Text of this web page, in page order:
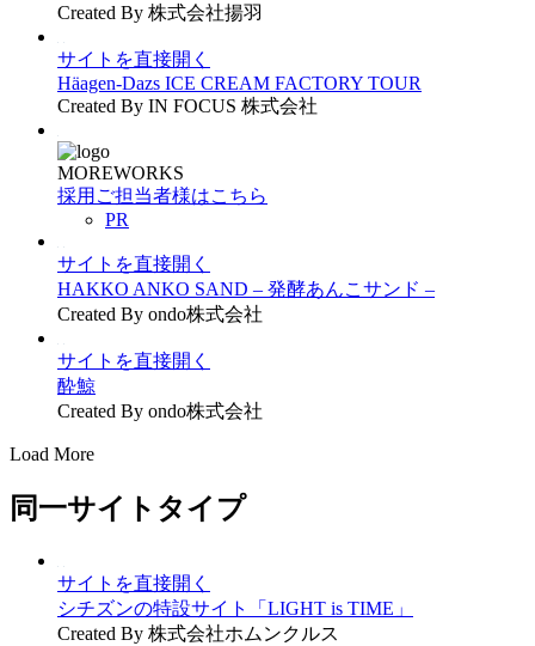
Created By 株式会社揚羽
サイトを直接開く
Häagen-Dazs ICE CREAM FACTORY TOUR
Created By IN FOCUS 株式会社
MOREWORKS
採用ご担当者様はこちら
PR
サイトを直接開く
HAKKO ANKO SAND – 発酵あんこサンド –
Created By ondo株式会社
サイトを直接開く
酔鯨
Created By ondo株式会社
Load More
同一サイトタイプ
サイトを直接開く
シチズンの特設サイト「LIGHT is TIME」
Created By 株式会社ホムンクルス